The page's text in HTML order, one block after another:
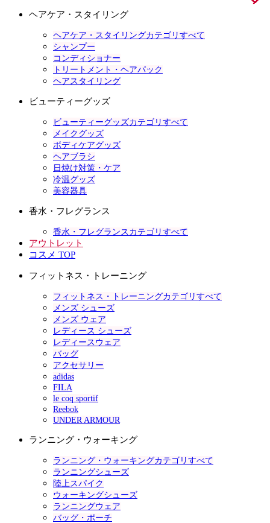
ヘアケア・スタイリング
ヘアケア・スタイリングカテゴリすべて
シャンプー
コンディショナー
トリートメント・ヘアパック
ヘアスタイリング
ビューティーグッズ
ビューティーグッズカテゴリすべて
メイクグッズ
ボディケアグッズ
ヘアブラシ
日焼け対策・ケア
冷温グッズ
美容器具
香水・フレグランス
香水・フレグランスカテゴリすべて
アウトレット
コスメ TOP
フィットネス・トレーニング
フィットネス・トレーニングカテゴリすべて
メンズ シューズ
メンズ ウェア
レディース シューズ
レディースウェア
バッグ
アクセサリー
adidas
FILA
le coq sportif
Reebok
UNDER ARMOUR
ランニング・ウォーキング
ランニング・ウォーキングカテゴリすべて
ランニングシューズ
陸上スパイク
ウォーキングシューズ
ランニングウェア
バッグ・ポーチ